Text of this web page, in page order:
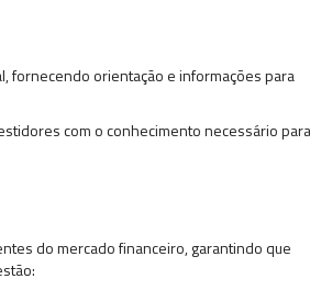
fornecendo orientação e informações para
com o conhecimento necessário para
do mercado financeiro, garantindo que